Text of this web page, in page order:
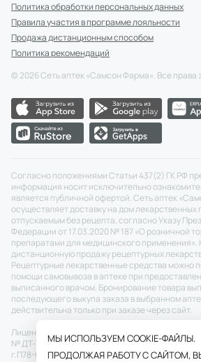
Политика обработки персональных данных
Правила участия в программе лояльности
Продажа дистанционным способом
Политика рекомендаций
© 2026Сеть аптек «Самсон Фарма». Все
Согласно положениями Статьи 437(2) ГК РФ
информация носит исключительно
является публичной офертой. Сеть аптек
осуществляет доставку на дом лекарственных
отпускаемым без рецепта, согласно Указу
Федерации от 17.03.2020 № 187 «О розничной
препаратами для медицинского
дистанционную продажу рецептурных
Рецептурные лекарственные средства можно
помощи самовывоза в аптеке при
выписанного врачом. Бронирование товара
последующего выкупа заказа в выбранном
действительна только при заказе через сайт.
Лицензия №: ЛО-77-02-011343 от 22.12.2020 г.
№ ДТ-77-000464 от 27.12.2021 г.СкачатьП50-
г.П78-696/20 от 29.05.2020 г. ПП № 697 от
МЫ ИСПОЛЬЗУЕМ COOKIE-ФАЙЛЫ.
ПРОДОЛЖАЯ РАБОТУ С САЙТОМ,